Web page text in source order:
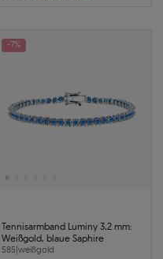
-7%
Tennisarmband Luminy 3,2 mm:
Weißgold, blaue Saphire
585|weißgold